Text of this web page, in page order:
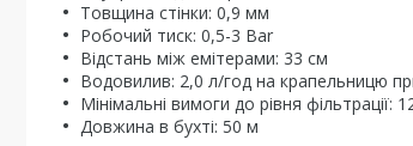
Товщина стінки: 0,9 мм
Робочий тиск: 0,5-3 Bar
Відстань між емітерами: 33 см
Водовилив: 2,0 л/год на крапельницю
Мінімальні вимоги до рівня фільтрації:
Довжина в бухті: 50 м